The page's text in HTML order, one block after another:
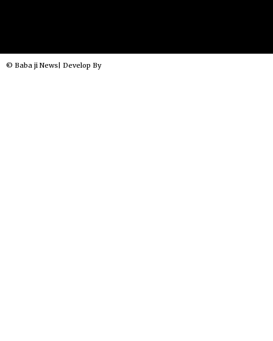
© Baba ji News| Develop By